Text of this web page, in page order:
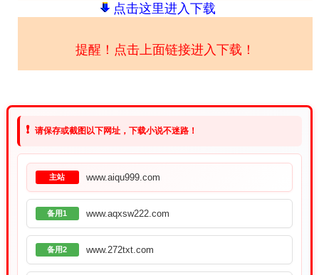
点击这里进入下载
提醒！点击上面链接进入下载！
❗ 请保存或截图以下网址，下载小说不迷路！
主站 www.aiqu999.com
备用1 www.aqxsw222.com
备用2 www.272txt.com